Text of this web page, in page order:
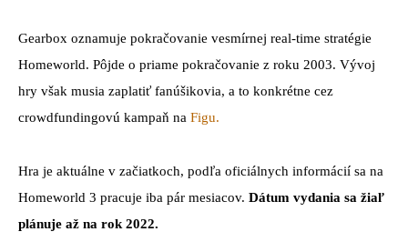
Gearbox oznamuje pokračovanie vesmírnej real-time stratégie
Homeworld. Pôjde o priame pokračovanie z roku 2003. Vývoj
hry však musia zaplatiť fanúšikovia, a to konkrétne cez
crowdfundingovú kampaň na Figu.
Hra je aktuálne v začiatkoch, podľa oficiálnych informácií sa na
Homeworld 3 pracuje iba pár mesiacov. Dátum vydania sa žiaľ
plánuje až na rok 2022.